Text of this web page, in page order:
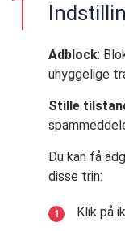
Adblock:
uhyggelige
Stille
Du kan få
disse trin:
Klik på